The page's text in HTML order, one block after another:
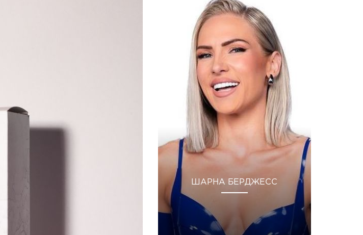
ШАРНА БЕРДЖЕСС